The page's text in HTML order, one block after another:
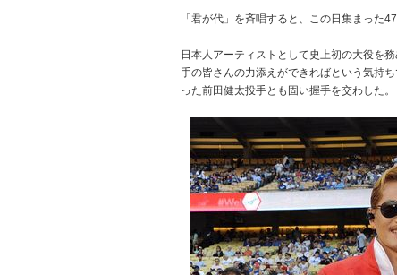
「君が代」を斉唱すると、この日集まった
日本人アーティストとして史上初の大役を
手の皆さんの力添えができればという気持
った前田健太投手とも固い握手を交わした。